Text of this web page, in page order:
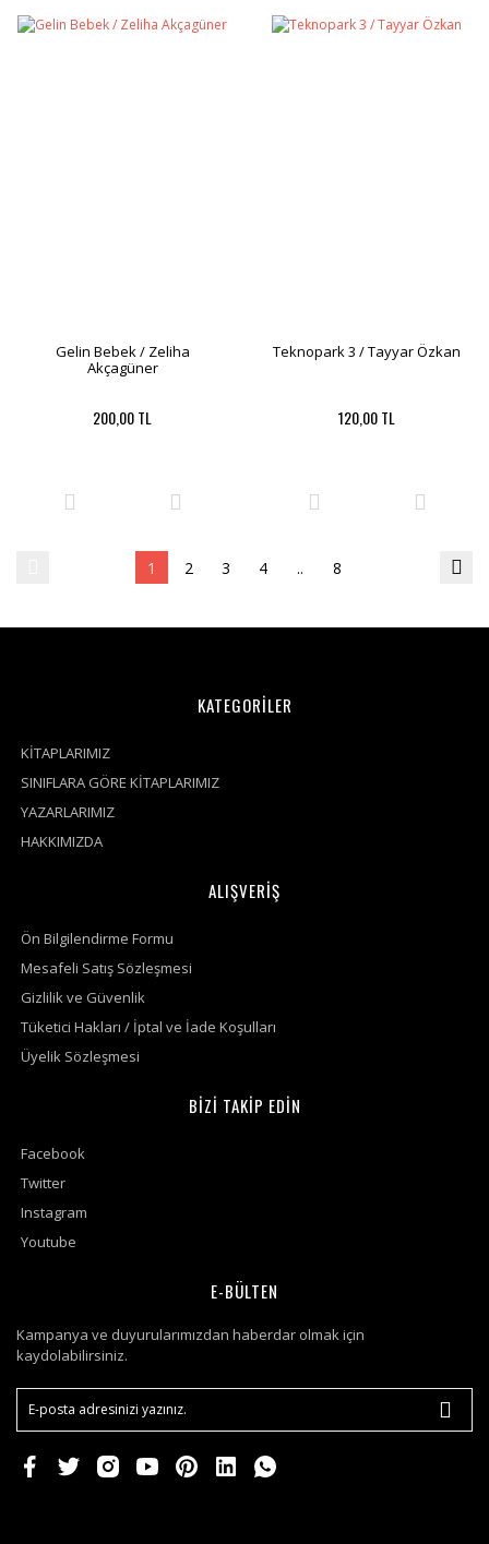
Gelin Bebek / Zeliha
Akçagüner
200,00 TL
Teknopark 3 / Tayyar Özkan
120,00 TL
1 2 3 4 .. 8
KATEGORİLER
KİTAPLARIMIZ
SINIFLARA GÖRE KİTAPLARIMIZ
YAZARLARIMIZ
HAKKIMIZDA
ALIŞVERİŞ
Ön Bilgilendirme Formu
Mesafeli Satış Sözleşmesi
Gizlilik ve Güvenlik
Tüketici Hakları / İptal ve İade Koşulları
Üyelik Sözleşmesi
BİZİ TAKİP EDİN
Facebook
Twitter
Instagram
Youtube
E-BÜLTEN
Kampanya ve duyurularımızdan haberdar olmak için
kaydolabilirsiniz.